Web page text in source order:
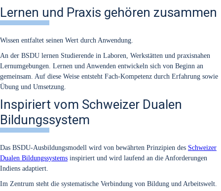
Lernen und Praxis gehören zusammen
Wis­sen ent­fal­tet sei­nen Wert durch Anwen­dung.
An der BSDU ler­nen Stu­die­ren­de in Labo­ren, Werk­stät­ten und pra­xis­na­hen
Lern­um­ge­bun­gen. Ler­nen und Anwen­den ent­wi­ckeln sich von Beginn an
gemein­sam. Auf die­se Wei­se ent­steht Fach-Kom­pe­tenz durch Erfah­rung sowie
Übung und Umset­zung.
Inspiriert vom Schweizer Dualen
Bildungssystem
Das BSDU-Aus­bil­dungs­mo­dell wird von bewähr­ten Prin­zi­pi­en des Schwei­zer
Dua­len Bil­dungs­sys­tems inspi­riert und wird lau­fend an die Anfor­de­run­gen
Indi­ens adap­tiert.
Im Zen­trum steht die sys­te­ma­ti­sche Ver­bin­dung von Bil­dung und Arbeits­welt.